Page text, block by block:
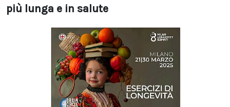
più lunga e in salute